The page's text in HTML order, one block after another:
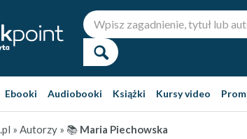
Ebooki Audiobooki Książki Kursy video
» Autorzy » 📚 Maria Piechowska